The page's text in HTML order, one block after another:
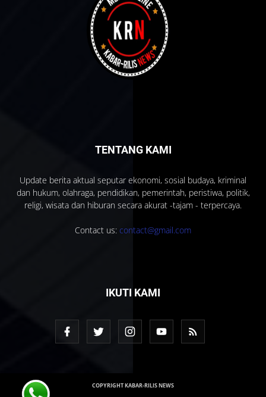
TENTANG KAMI
Update berita aktual seputar ekonomi, sosial budaya, kriminal
dan hukum, olahraga, pendidikan, pemerintah, peristiwa, politik,
religi, wisata dan hiburan secara akurat -tajam - terpercaya.
Contact us: contact@gmail.com
IKUTI KAMI
COPYRIGHT KABAR-RILIS NEWS